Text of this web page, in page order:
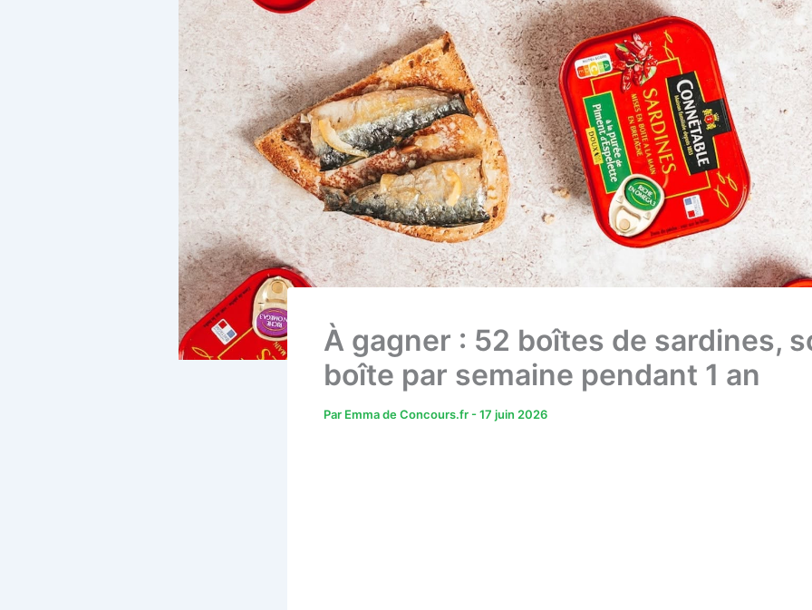
À gagner : 52 boîtes de sardines,
boîte par semaine pendant 1 an
Par Emma de Concours.fr -17 juin 2026